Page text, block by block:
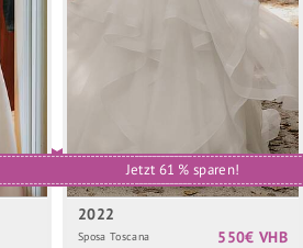
Jetzt 61 % sparen!
2022
Sposa Toscana
550€ VHB